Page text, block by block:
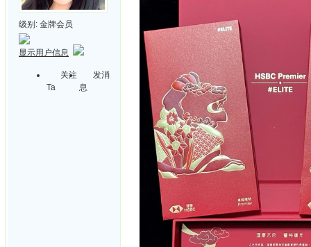
级别: 金牌会员
显示用户信息
关注
Ta
发消
息